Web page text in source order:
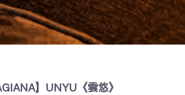
】UNYU《雲悠》